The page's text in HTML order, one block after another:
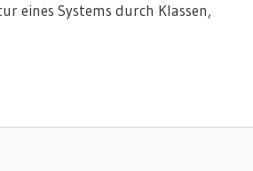
eines Systems durch Klassen,